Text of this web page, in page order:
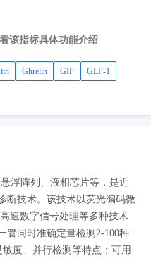
该指标具体功能介绍
Ghrelin GIP
GLP-1
浮阵列、液相芯片等，是近
断技术。该技术以荧光编码微
速数字信号处理等多种技术
管同时准确定量检测2-100种
度、并行检测等特点；可用